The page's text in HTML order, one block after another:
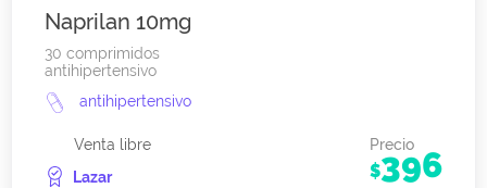
Naprilan 10mg
30 comprimidos
antihipertensivo
antihipertensivo
Venta libre
Lazar
Precio
$396